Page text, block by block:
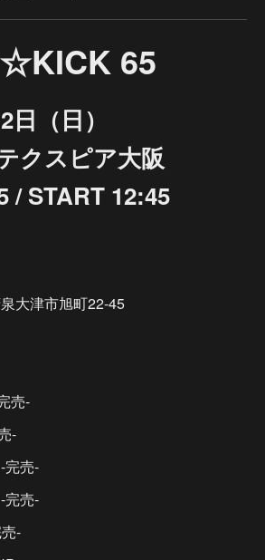
65
（日）
クスピア大阪
/ START 12:45
大津市旭町22-45
売-
-
完売-
完売-
-